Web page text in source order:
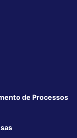
de Processos